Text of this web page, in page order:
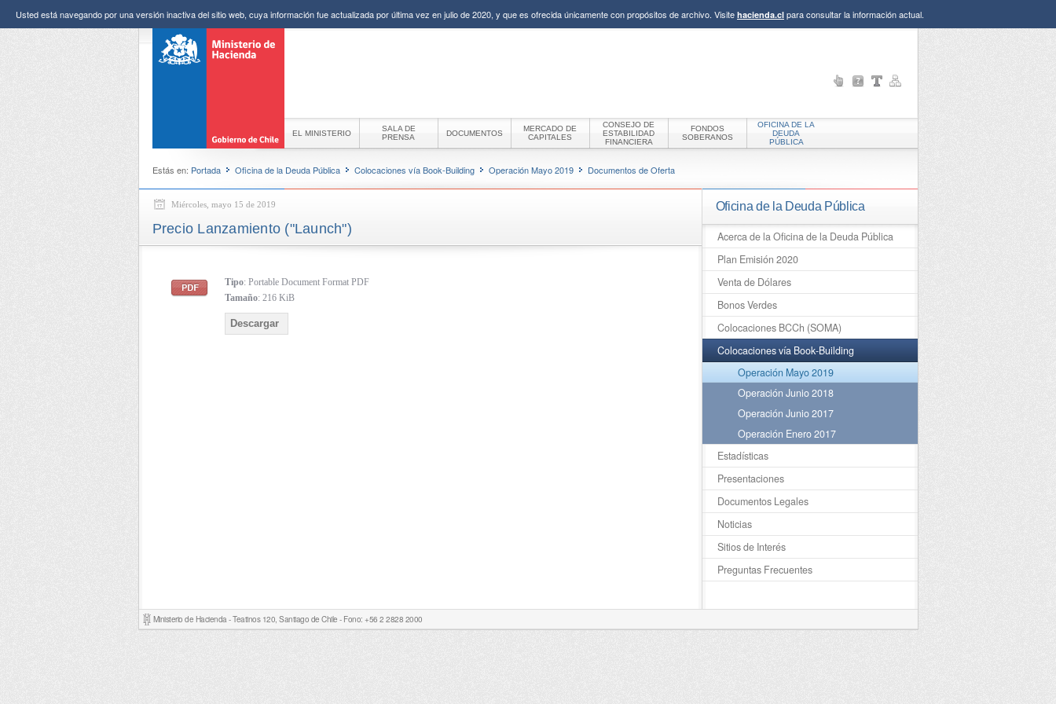
Usted está navegando por una versión inactiva del sitio web, cuya información fue actualizada por última vez en julio de 2020, y que es ofrecida únicamente con propósitos de archivo. Visite hacienda.cl para consultar la información actual.
EL MINISTERIO
SALA DE
PRENSA
DOCUMENTOS
MERCADO DE
CAPITALES
CONSEJO DE
ESTABILIDAD
FINANCIERA
FONDOS
SOBERANOS
OFICINA DE LA
DEUDA
PÚBLICA
Estás en: Portada Oficina de la Deuda Pública Colocaciones vía Book-Building Operación Mayo 2019 Documentos de Oferta
Oficina de la Deuda Pública
Acerca de la Oficina de la Deuda Pública
Plan Emisión 2020
Venta de Dólares
Bonos Verdes
Colocaciones BCCh (SOMA)
Colocaciones vía Book-Building
Operación Mayo 2019
Operación Junio 2018
Operación Junio 2017
Operación Enero 2017
Estadísticas
Presentaciones
Documentos Legales
Noticias
Sitios de Interés
Preguntas Frecuentes
Miércoles, mayo 15 de 2019
Precio Lanzamiento ("Launch")
Tipo: Portable Document Format PDF
Tamaño: 216 KiB
Descargar
Ministerio de Hacienda - Teatinos 120, Santiago de Chile - Fono: +56 2 2828 2000